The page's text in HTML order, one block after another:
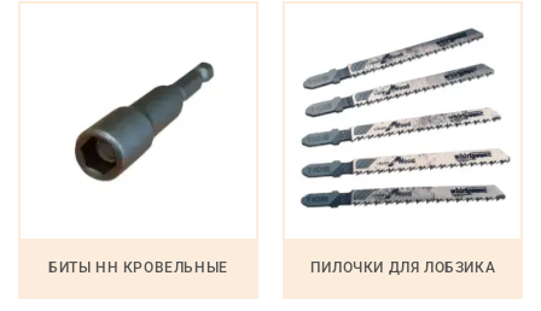
БИТЫ HH КРОВЕЛЬНЫЕ ПИЛОЧКИ ДЛЯ ЛОБЗИКА